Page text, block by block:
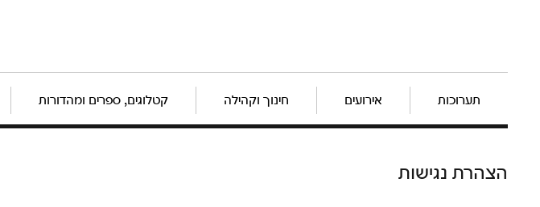
תערוכות אירועים חינוך וקהילה קטלוגים, ספרים ומהדורות
הצהרת נגישות